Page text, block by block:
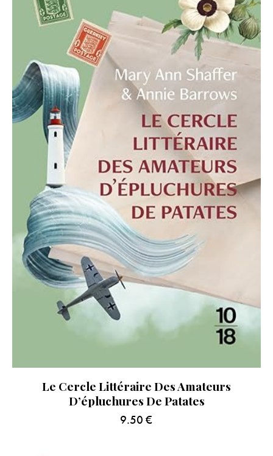
Le Cercle Littéraire Des Amateurs
D’épluchures De Patates
9.50 €